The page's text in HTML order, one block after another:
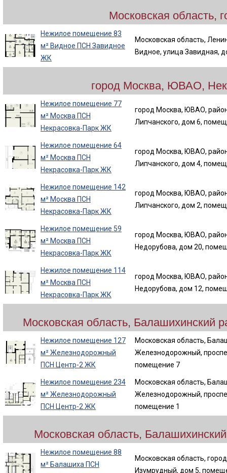
Московская область,
Нежилое помещение 83
м² Видное ПСН Завидное
ЖК
Московская область,
Видное, улица Завидная,
город Москва, ЮВАО,
Нежилое помещение 77
м² Москва ПСН
Некрасовка-Парк ЖК
город Москва, ЮВАО,
Липчанского, дом 6,
Нежилое помещение 64
м² Москва ПСН
Некрасовка-Парк ЖК
город Москва, ЮВАО,
Липчанского, дом 4,
Нежилое помещение 142
м² Москва ПСН
Некрасовка-Парк ЖК
город Москва, ЮВАО,
Липчанского, дом 2,
Нежилое помещение 59
м² Москва ПСН
Некрасовка-Парк ЖК
город Москва, ЮВАО,
Недорубова, дом 20,
Нежилое помещение 114
м² Москва ПСН
Некрасовка-Парк ЖК
город Москва, ЮВАО,
Недорубова, дом 12,
Московская область, Балашихинский
Нежилое помещение 127
м² Железнодорожный
ПСН Центр-2 ЖК
Московская область,
Железнодорожный,
помещение 7
Нежилое помещение 234
м² Железнодорожный
ПСН Центр-2 ЖК
Московская область,
Железнодорожный,
помещение 1
Московская область,
Нежилое помещение 88
м² Балашиха ПСН
Московская область,
Изумрудный, дом 5,